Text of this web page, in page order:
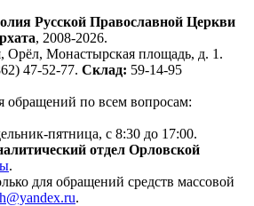
Русской Православной Церкви
, 2008-2026.
Орёл, Монастырская площадь, д. 1.
47-52-77. Склад: 59-14-95
обращений по всем вопросам:
пятница, с 8:30 до 17:00.
отдел Орловской
.
для обращений средств массовой
.